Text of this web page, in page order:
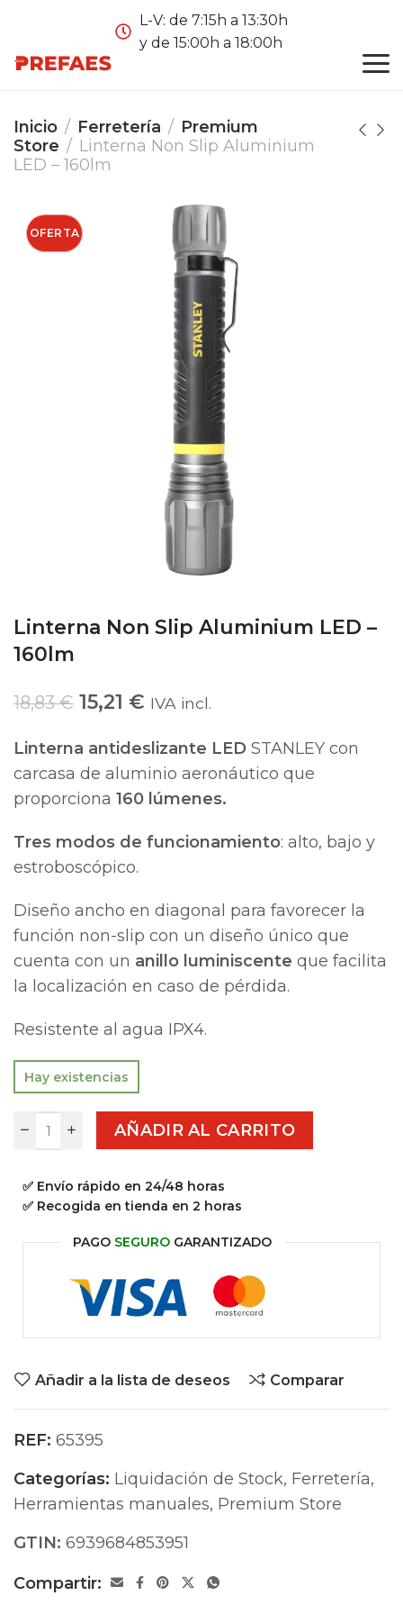
L-V: de 7:15h a 13:30h
y de 15:00h a 18:00h
Inicio Ferretería
Premium
Store
Linterna Non Slip Aluminium
LED – 160lm
OFERTA
Linterna Non Slip Aluminium LED –
160lm
18,83€ 15,21 € IVA incl.
Linterna antideslizante LED STANLEY con
carcasa de aluminio aeronáutico que
proporciona 160 lúmenes.
Tres modos de funcionamiento: alto, bajo y
estroboscópico.
Diseño ancho en diagonal para favorecer la
función non-slip con un diseño único que
cuenta con un anillo luminiscente que facilita
la localización en caso de pérdida.
Resistente al agua IPX4.
Hay existencias
AÑADIR AL CARRITO
✅ Envío rápido en 24/48 horas
✅ Recogida en tienda en 2 horas
PAGO SEGURO GARANTIZADO
Añadir a la lista de deseos Comparar
REF: 65395
Categorías: Liquidación de Stock, Ferretería,
Herramientas manuales, Premium Store
GTIN: 6939684853951
Compartir: